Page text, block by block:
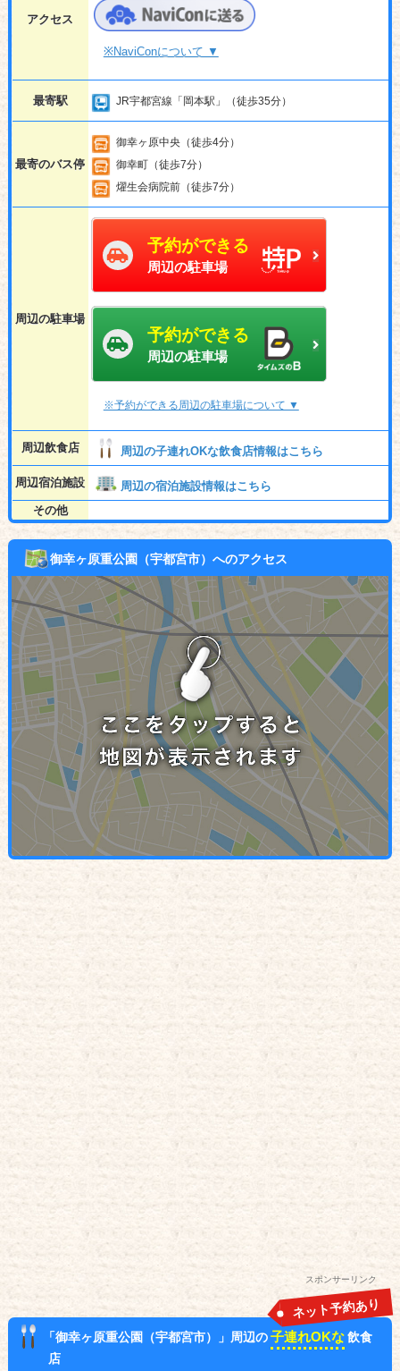
アクセス
※NaviConについて ▼
最寄駅 JR宇都宮線「岡本駅」（徒歩35分）
最寄のバス停
御幸ヶ原中央（徒歩4分）
御幸町（徒歩7分）
燿生会病院前（徒歩7分）
周辺の駐車場
予約ができる
周辺の駐車場
予約ができる
周辺の駐車場
※予約ができる周辺の駐車場について ▼
周辺飲食店 周辺の子連れOKな飲食店情報はこちら
周辺宿泊施設
周辺の宿泊施設情報はこちら
その他
御幸ヶ原重公園（宇都宮市）へのアクセス
スポンサーリンク
「御幸ヶ原重公園（宇都宮市）」周辺の子連れOKな 飲食
店
ネット予約あり